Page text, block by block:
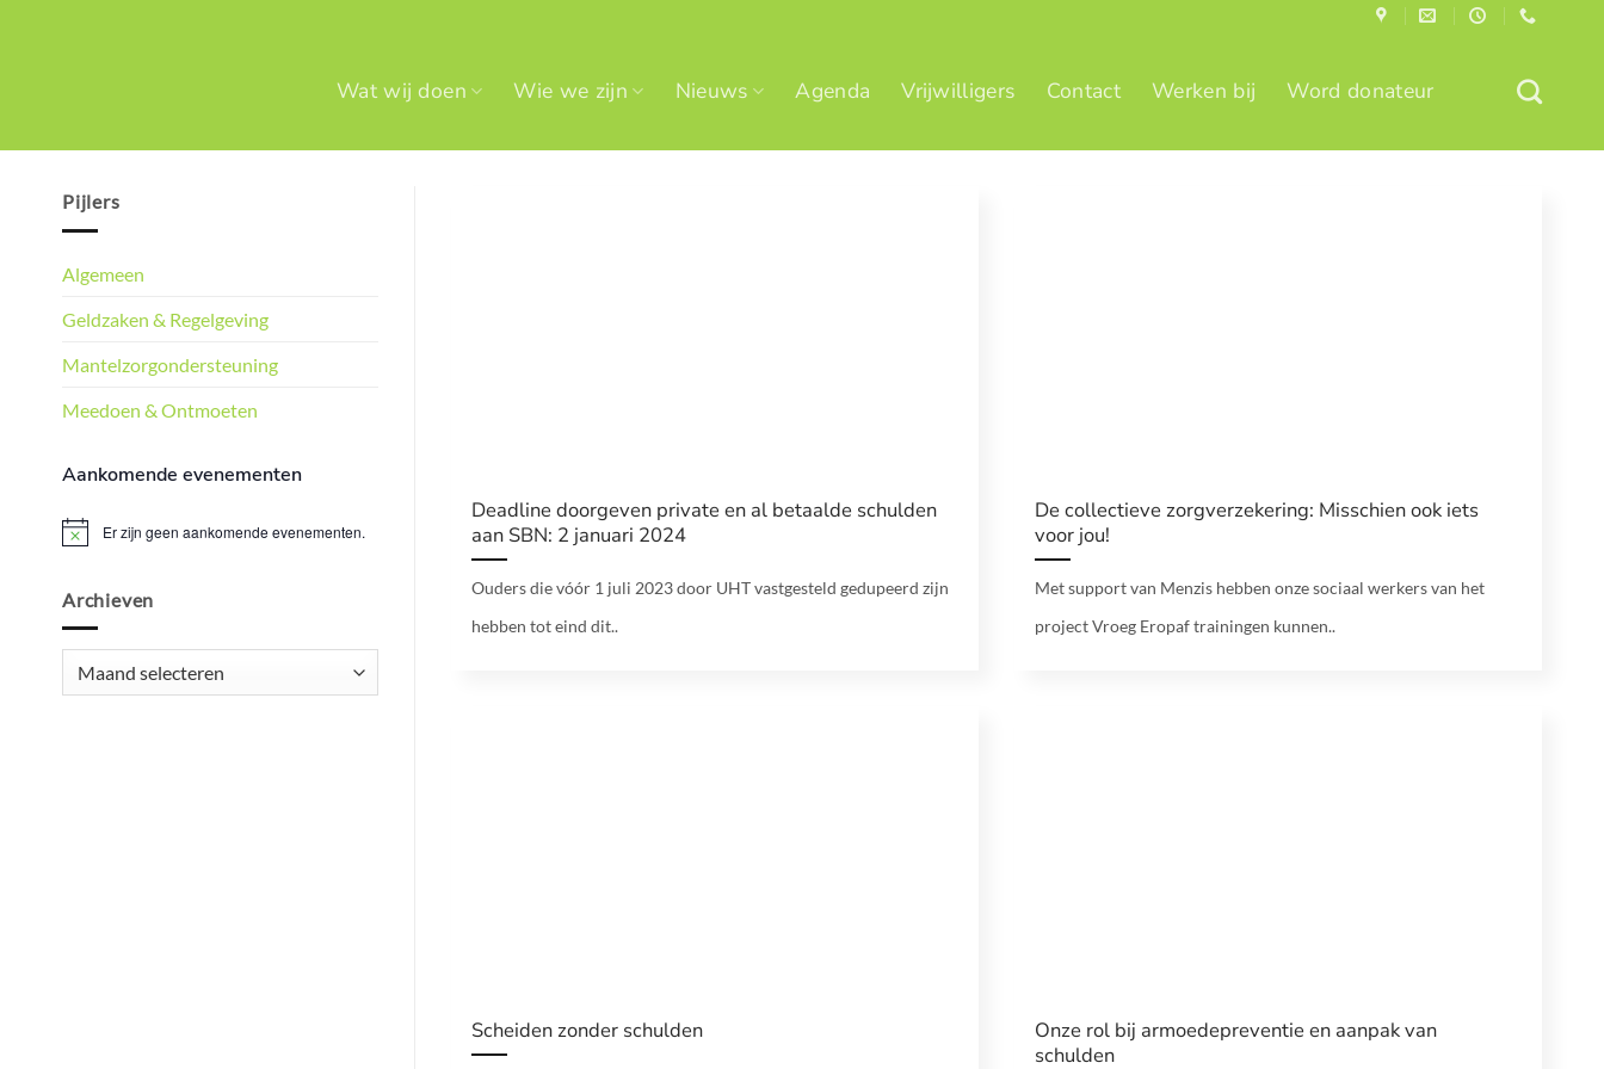
Wat wij doen Wie we zijn Nieuws Agenda Vrijwilligers Contact Werken bij Word donateur
Pijlers
Algemeen
Geldzaken & Regelgeving
Mantelzorgondersteuning
Meedoen & Ontmoeten
Aankomende evenementen
BerichtEr zijn geen aankomende evenementen.
Archieven
Deadline doorgeven private en al betaalde schulden
aan SBN: 2 januari 2024
Ouders die vóór 1 juli 2023 door UHT vastgesteld gedupeerd zijn
hebben tot eind dit..
De collectieve zorgverzekering: Misschien ook iets
voor jou!
Met support van Menzis hebben onze sociaal werkers van het
project Vroeg Eropaf trainingen kunnen..
Scheiden zonder schulden
Onze rol bij armoedepreventie en aanpak van
schulden